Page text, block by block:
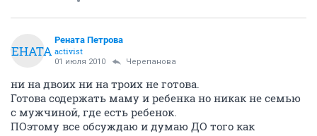
РЕНАТА
Рената Петрова
activist
01 июля 2010 Черепанова
ни на двоих ни на троих не готова.
Готова содержать маму и ребенка но никак не семью
с мужчиной, где есть ребенок.
ПОэтому все обсуждаю и думаю ДО того как